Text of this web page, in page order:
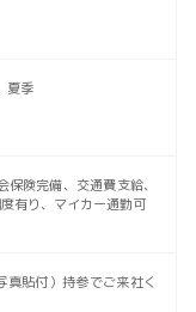
夏季
険完備、交通費支給、
有り、マイカー通勤可
真貼付）持参でご来社く